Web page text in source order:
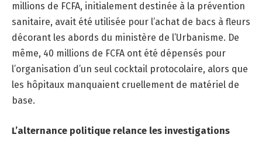
millions de FCFA, initialement destinée à la prévention
sanitaire, avait été utilisée pour l’achat de bacs à fleurs
décorant les abords du ministère de l’Urbanisme. De
même, 40 millions de FCFA ont été dépensés pour
l’organisation d’un seul cocktail protocolaire, alors que
les hôpitaux manquaient cruellement de matériel de
base.
L’alternance politique relance les investigations